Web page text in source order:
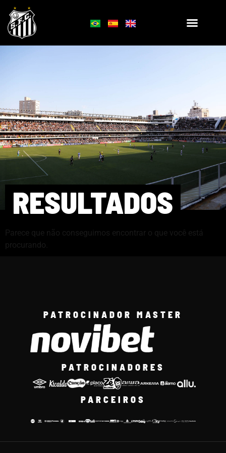
RESULTADOS
Parece que não conseguimos encontrar o que você está
procurando.
PATROCINADOR MASTER
PATROCINADORES
PARCEIROS